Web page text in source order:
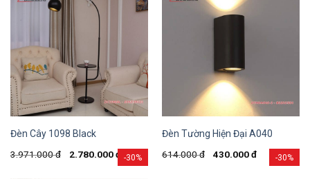
-30%
Đèn Cây 1098 Black
3.971.000đ 2.780.000đ -30%
Đèn Tường Hiện Đại A040
614.000đ 430.000đ